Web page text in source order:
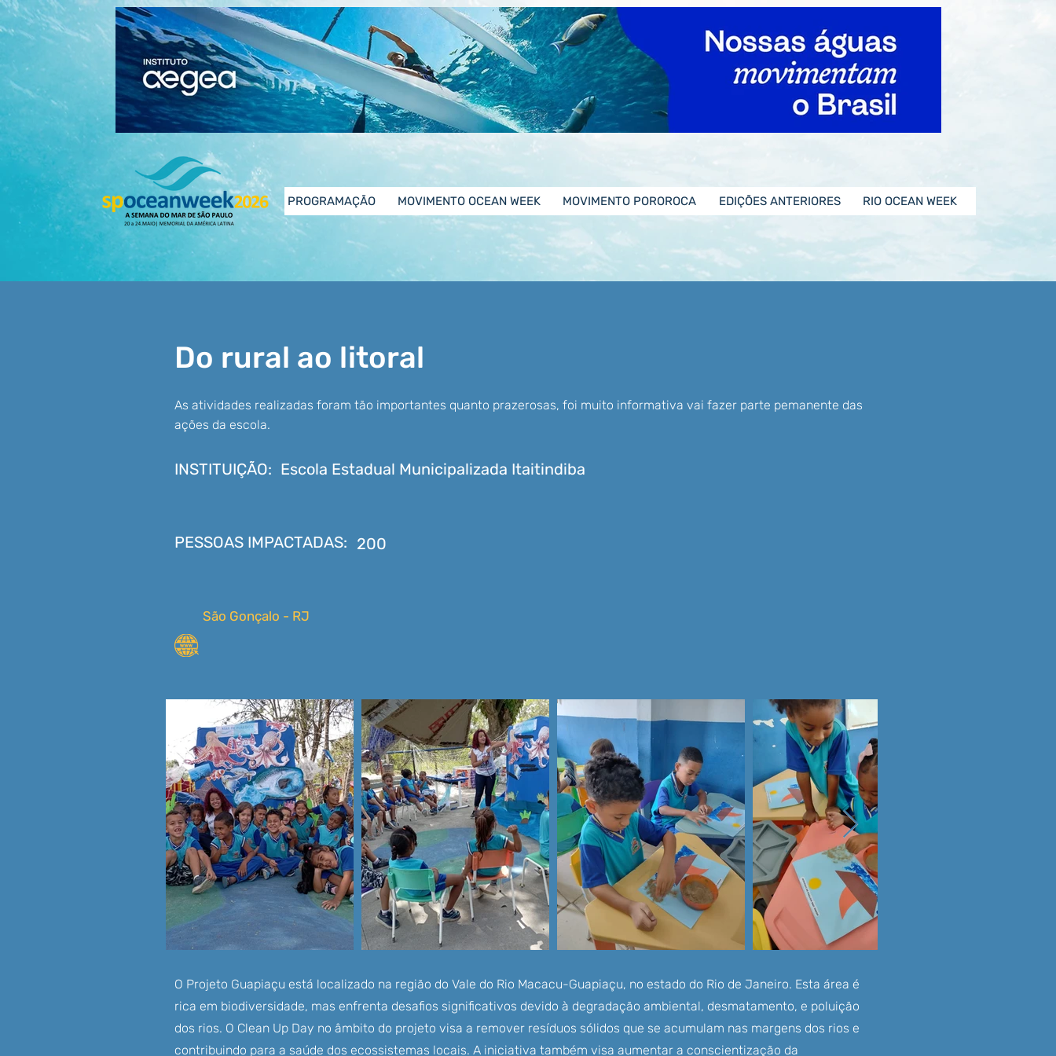
PROGRAMAÇÃO MOVIMENTO OCEAN WEEK MOVIMENTO POROROCA EDIÇÕES ANTERIORES RIO OCEAN WEEK
Do rural ao litoral
As atividades realizadas foram tão importantes quanto prazerosas, foi muito informativa vai fazer parte pemanente das
ações da escola.
INSTITUIÇÃO: Escola Estadual Municipalizada Itaitindiba
PESSOAS IMPACTADAS: 200
São Gonçalo - RJ
O Projeto Guapiaçu está localizado na região do Vale do Rio Macacu-Guapiaçu, no estado do Rio de Janeiro. Esta área é
rica em biodiversidade, mas enfrenta desafios significativos devido à degradação ambiental, desmatamento, e poluição
dos rios. O Clean Up Day no âmbito do projeto visa a remover resíduos sólidos que se acumulam nas margens dos rios e
contribuindo para a saúde dos ecossistemas locais. A iniciativa também visa aumentar a conscientização da